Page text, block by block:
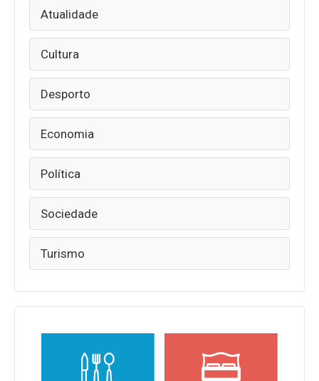
Atualidade
Cultura
Desporto
Economia
Política
Sociedade
Turismo